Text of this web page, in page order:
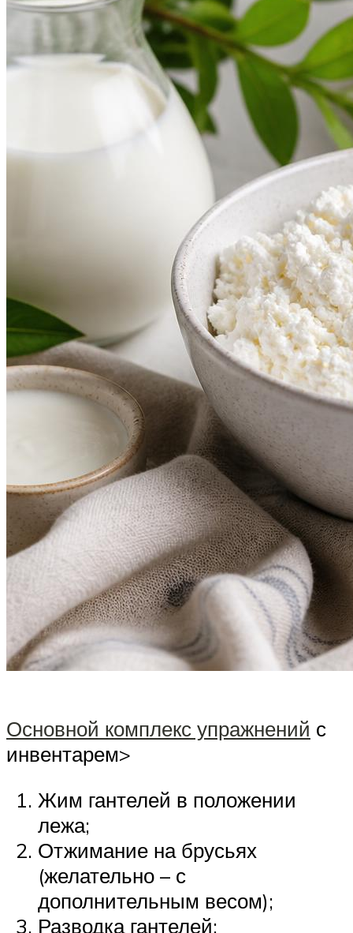
Основной комплекс упражнений с
инвентарем>
Жим гантелей в положении
лежа;
Отжимание на брусьях
(желательно – с
дополнительным весом);
Разводка гантелей;